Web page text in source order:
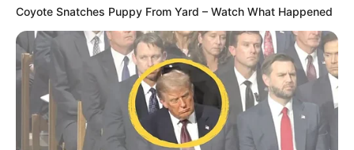
Coyote Snatches Puppy From Yard – Watch What Happened